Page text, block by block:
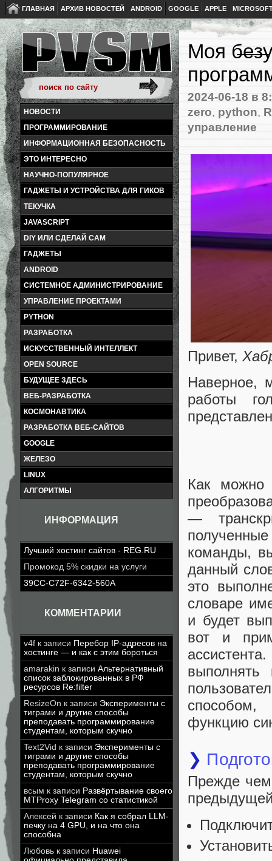
ГЛАВНАЯ АРХИВ НОВОСТЕЙ ANDROID GOOGLE APPLE
НОВОСТИ
ПРОГРАММИРОВАНИЕ
ИНФОРМАЦИОННАЯ БЕЗОПАСНОСТЬ
ЭТО ИНТЕРЕСНО
НАУЧНО-ПОПУЛЯРНОЕ
ГАДЖЕТЫ И УСТРОЙСТВА ДЛЯ ГИКОВ
ТЕКУЧКА
JAVASCRIPT
DIY ИЛИ СДЕЛАЙ САМ
ГАДЖЕТЫ
ANDROID
СИСТЕМНОЕ АДМИНИСТРИРОВАНИЕ
УПРАВЛЕНИЕ ПРОЕКТАМИ
PYTHON
РАЗРАБОТКА
ИСКУССТВЕННЫЙ ИНТЕЛЛЕКТ
OPEN SOURCE
БУДУЩЕЕ ЗДЕСЬ
ВЕБ-РАЗРАБОТКА
КОСМОНАВТИКА
РАЗРАБОТКА ВЕБ-САЙТОВ
GOOGLE
ЖЕЛЕЗО
LINUX
АЛГОРИТМЫ
ИНФОРМАЦИЯ
Лучший хостинг сайтов - REG.RU
Промокод 5% скидки на услуги
39CC-C72F-6342-560A
КОММЕНТАРИИ
v4f к записи Перебор IP-адресов на
хостинге — и как с этим бороться
amarakin к записи Альтернативный
список заблокированных в РФ
ресурсов Re:filter
ResizeOn к записи Эксперименты с
тиграми и другие способы
преподавать программирование
студентам, которым скучно
Text2Vid к записи Эксперименты с
тиграми и другие способы
преподавать программирование
студентам, которым скучно
всым к записи Развёртывание своего
MTProxy Telegram со статистикой
Алексей к записи Как я собрал LLM-
печку на 4 GPU, и на что она
способна
Любовь к записи Huawei
Моя
2024-06-18 в
zero, python,
управление
Привет,
Наверное,
работы
Как можно
—
команды,
данный
это
словаре
и будет
вот и
способом,
функцию
❯
Прежде чем